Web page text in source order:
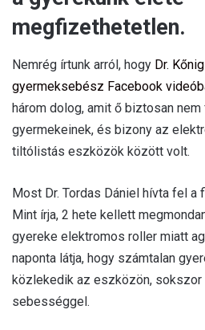
megfizethetetlen.
Nemrég írtunk arról, hogy Dr.
gyermeksebész Facebook
három dolog, amit ő biztosan
gyermekeinek, és bizony az
tiltólistás eszközök között volt.
Most Dr. Tordas Dániel hívta fel
Mint írja, 2 hete kellett
gyereke elektromos roller miatt
naponta látja, hogy számtalan
közlekedik az eszközön, sokszor
sebességgel.